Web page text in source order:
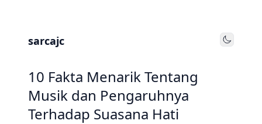
sarcajc Toggle
10 Fakta Menarik Tentang
Musik dan Pengaruhnya
Terhadap Suasana Hati